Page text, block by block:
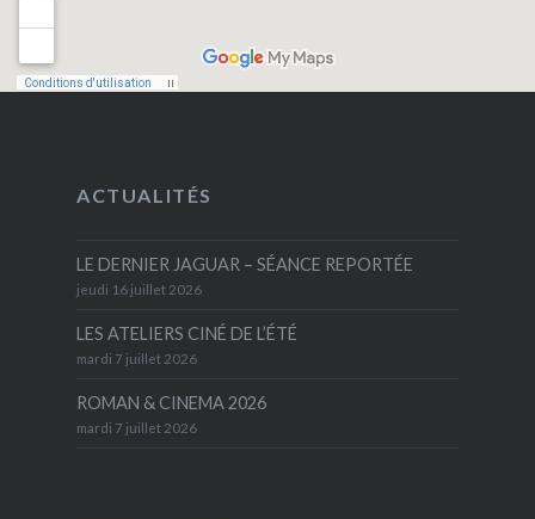
ACTUALITÉS
LE DERNIER JAGUAR – SÉANCE REPORTÉE
jeudi 16 juillet 2026
LES ATELIERS CINÉ DE L’ÉTÉ
mardi 7 juillet 2026
ROMAN & CINEMA 2026
mardi 7 juillet 2026